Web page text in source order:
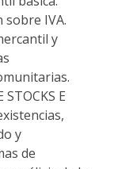
sobre IVA.
y
E
y
de